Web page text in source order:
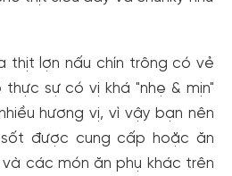
thịt lợn nấu chín trông có vẻ
sự có vị khá "nhẹ & mịn"
hương vị, vì vậy bạn nên
được cung cấp hoặc ăn
các món ăn phụ khác trên
- nhận nhiều ưu
đãi!
nhận ngay các ưu đãi
từ các đối tác của Gody.vn dành
cộng đồng.